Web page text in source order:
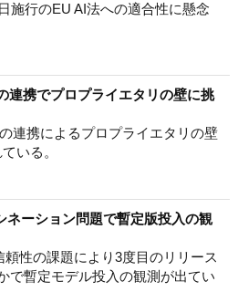
施行のEU AI法への適合性に懸念
携でプロプライエタリの壁に挑
連携によるプロプライエタリの壁
いる。
ーション問題で暫定版投入の観
性の課題により3度目のリリース
で暫定モデル投入の観測が出てい